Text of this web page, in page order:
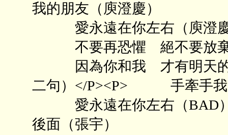
我的朋友（庾澄慶）
愛永遠在你左右（庾澄慶
不要再恐懼 絕不要放棄
因為你和我 才有明天的彩
二句）</P><P> 手牽手我
愛永遠在你左右（BAD
後面（張宇）